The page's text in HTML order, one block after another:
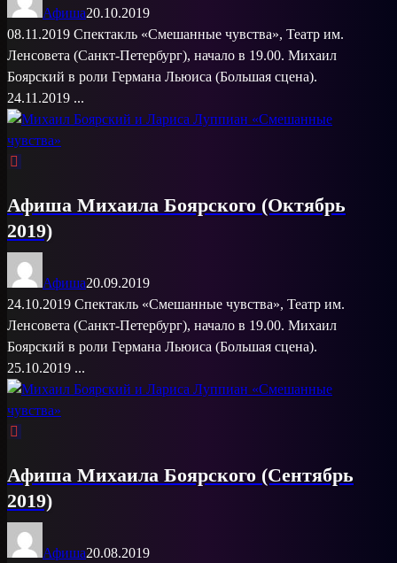
Афиша20.10.2019
08.11.2019 Спектакль «Смешанные чувства», Театр им.
Ленсовета (Санкт-Петербург), начало в 19.00. Михаил
Боярский в роли Германа Льюиса (Большая сцена).
24.11.2019 ...
Афиша Михаила Боярского (Октябрь
2019)
Афиша20.09.2019
24.10.2019 Спектакль «Смешанные чувства», Театр им.
Ленсовета (Санкт-Петербург), начало в 19.00. Михаил
Боярский в роли Германа Льюиса (Большая сцена).
25.10.2019 ...
Афиша Михаила Боярского (Сентябрь
2019)
Афиша20.08.2019